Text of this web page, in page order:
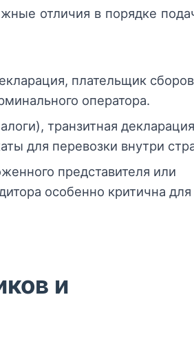
отличия в порядке
плательщик
оператора.
транзитная
для перевозки внутри
представителя или
особенно критична для
и